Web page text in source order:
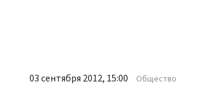
03 сентября 2012, 15:00 Общество